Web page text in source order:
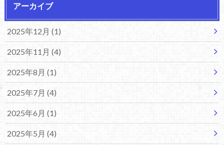
アーカイブ
2025年12月 (1)
2025年11月 (4)
2025年8月 (1)
2025年7月 (4)
2025年6月 (1)
2025年5月 (4)